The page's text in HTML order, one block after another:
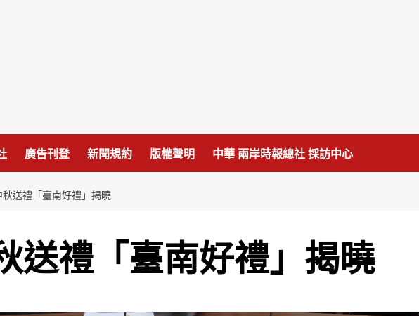
廣告刊登 新聞規約 版權聲明 中華 兩岸時報總社 採訪中心
秋送禮「臺南好禮」揭曉
送禮「臺南好禮」揭曉